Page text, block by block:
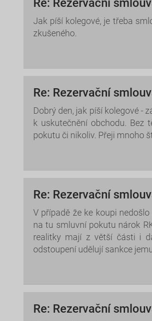
Re: Rezervační
Jak píší kolegové, je třeba
zkušeného.
Re: Rezervační
Dobrý den, jak píší kolegové -
k uskutečnění obchodu. Bez
pokutu či nikoliv. Přeji mnoho
Re: Rezervační
V případě že ke koupi
na tu smluvní pokutu nárok
realitky mají z větší části i
odstoupení udělují sankce
Re: Rezervační